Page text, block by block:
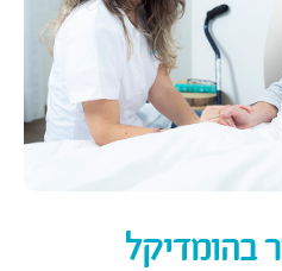
בהומדיקל